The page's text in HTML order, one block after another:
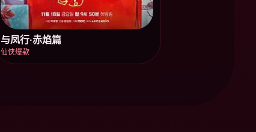
与凤行·赤焰篇
仙侠爆款